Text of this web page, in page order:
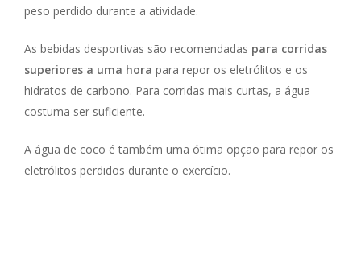
peso perdido durante a atividade.
As bebidas desportivas são recomendadas para corridas
superiores a uma hora para repor os eletrólitos e os
hidratos de carbono. Para corridas mais curtas, a água
costuma ser suficiente.
A água de coco é também uma ótima opção para repor os
eletrólitos perdidos durante o exercício.